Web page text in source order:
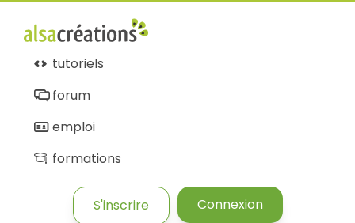
tutoriels
forum
emploi
formations
S'inscrire Connexion